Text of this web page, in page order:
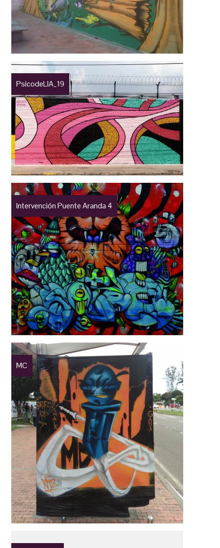
PsicodeLIA_19
Intervención Puente Aranda 4
MC